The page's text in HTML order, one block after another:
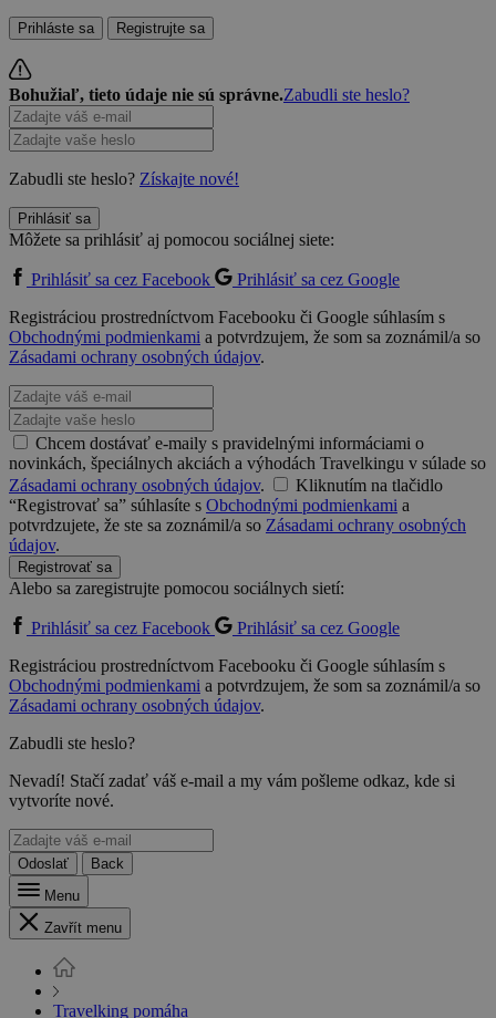
Prihláste sa Registrujte sa
Bohužiaľ, tieto údaje nie sú správne.Zabudli ste heslo?
Zabudli ste heslo? Získajte nové!
Prihlásiť sa
Môžete sa prihlásiť aj pomocou sociálnej siete:
Prihlásiť sa cez Facebook
Prihlásiť sa cez Google
Registráciou prostredníctvom Facebooku či Google súhlasím s
Obchodnými podmienkami a potvrdzujem, že som sa zoznámil/a so
Zásadami ochrany osobných údajov.
Chcem dostávať e-maily s pravidelnými informáciami o
novinkách, špeciálnych akciách a výhodách Travelkingu v súlade so
Zásadami ochrany osobných údajov.
Kliknutím na tlačidlo
“Registrovať sa” súhlasíte s Obchodnými podmienkami a
potvrdzujete, že ste sa zoznámil/a so Zásadami ochrany osobných
údajov.
Registrovať sa
Alebo sa zaregistrujte pomocou sociálnych sietí:
Prihlásiť sa cez Facebook
Prihlásiť sa cez Google
Registráciou prostredníctvom Facebooku či Google súhlasím s
Obchodnými podmienkami a potvrdzujem, že som sa zoznámil/a so
Zásadami ochrany osobných údajov.
Zabudli ste heslo?
Nevadí! Stačí zadať váš e-mail a my vám pošleme odkaz, kde si
vytvoríte nové.
Odoslať
Back
Menu
Zavřít menu
Travelking pomáha